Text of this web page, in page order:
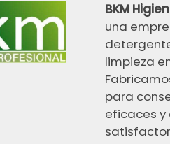
BKM
una
limpieza
para
eficaces y